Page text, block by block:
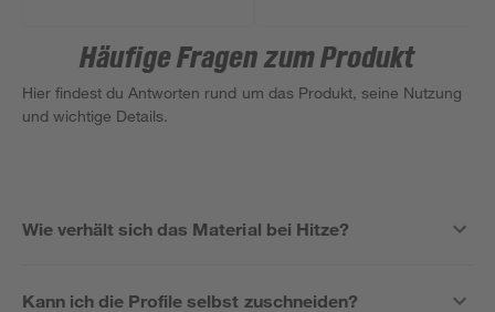
300 x 180 cm
Häufige Fragen zum Produkt
Hier findest du Antworten rund um das Produkt, seine Nutzung
und wichtige Details.
Wie verhält sich das Material bei Hitze?
Kann ich die Profile selbst zuschneiden?